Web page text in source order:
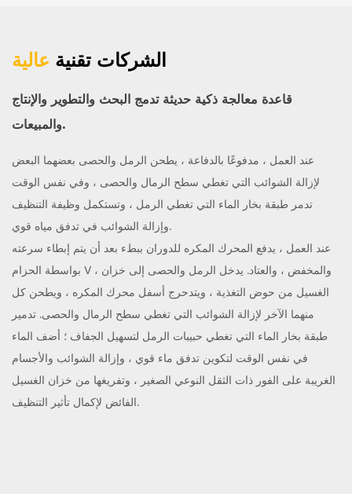
الشركات تقنية عالية
قاعدة معالجة ذكية حديثة تدمج البحث والتطوير والإنتاج
والمبيعات.
عند العمل ، مدفوعًا بالدفاعة ، يطحن الرمل والحصى بعضهما البعض
لإزالة الشوائب التي تغطي سطح الرمال والحصى ، وفي نفس الوقت
تدمر طبقة بخار الماء التي تغطي الرمل ، وتستكمل وظيفة التنظيف
وإزالة الشوائب في تدفق مياه قوي.
عند العمل ، يدفع المحرك المكره للدوران ببطء بعد أن يتم إبطاء سرعته
بواسطة الحزام V ، والمخفض ، والعتاد. يدخل الرمل والحصى إلى خزان
الغسيل من حوض التغذية ، ويتدحرج أسفل محرك المكره ، ويطحن كل
منهما الآخر لإزالة الشوائب التي تغطي سطح الرمال والحصى. تدمير
طبقة بخار الماء التي تغطي حبيبات الرمل لتسهيل الجفاف ؛ أضف الماء
في نفس الوقت لتكوين تدفق ماء قوي ، وإزالة الشوائب والأجسام
الغريبة على الفور ذات الثقل النوعي الصغير ، وتفريغها من خزان الغسيل
الفائض لإكمال تأثير التنظيف.